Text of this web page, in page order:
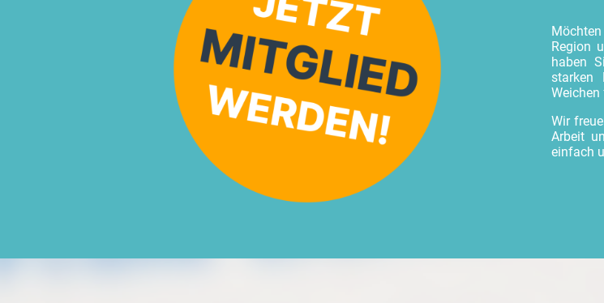
Region
haben
starken
Wir
Arbeit
einfach